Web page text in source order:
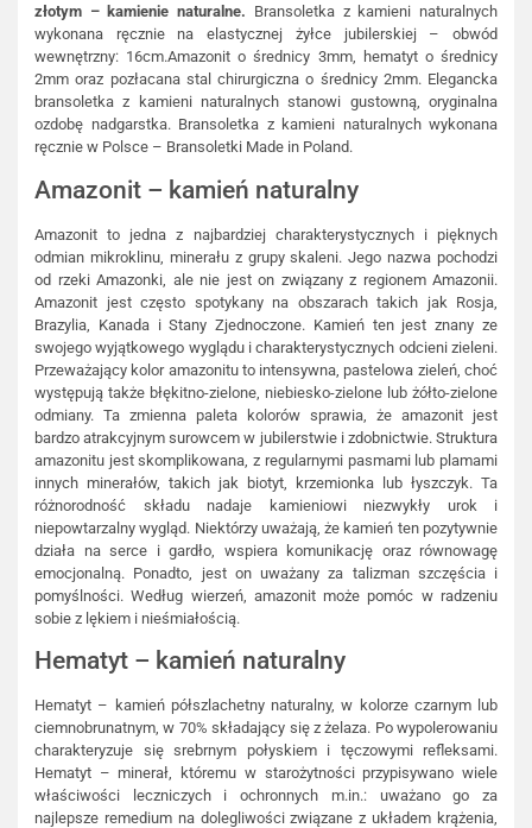
złotym – kamienie naturalne. Bransoletka z kamieni naturalnych
wykonana ręcznie na elastycznej żyłce jubilerskiej – obwód
wewnętrzny: 16cm.Amazonit o średnicy 3mm, hematyt o średnicy
2mm oraz pozłacana stal chirurgiczna o średnicy 2mm. Elegancka
bransoletka z kamieni naturalnych stanowi gustowną, oryginalna
ozdobę nadgarstka. Bransoletka z kamieni naturalnych wykonana
ręcznie w Polsce – Bransoletki Made in Poland.
Amazonit – kamień naturalny
Amazonit to jedna z najbardziej charakterystycznych i pięknych
odmian mikroklinu, minerału z grupy skaleni. Jego nazwa pochodzi
od rzeki Amazonki, ale nie jest on związany z regionem Amazonii.
Amazonit jest często spotykany na obszarach takich jak Rosja,
Brazylia, Kanada i Stany Zjednoczone. Kamień ten jest znany ze
swojego wyjątkowego wyglądu i charakterystycznych odcieni zieleni.
Przeważający kolor amazonitu to intensywna, pastelowa zieleń, choć
występują także błękitno-zielone, niebiesko-zielone lub żółto-zielone
odmiany. Ta zmienna paleta kolorów sprawia, że amazonit jest
bardzo atrakcyjnym surowcem w jubilerstwie i zdobnictwie. Struktura
amazonitu jest skomplikowana, z regularnymi pasmami lub plamami
innych minerałów, takich jak biotyt, krzemionka lub łyszczyk. Ta
różnorodność składu nadaje kamieniowi niezwykły urok i
niepowtarzalny wygląd. Niektórzy uważają, że kamień ten pozytywnie
działa na serce i gardło, wspiera komunikację oraz równowagę
emocjonalną. Ponadto, jest on uważany za talizman szczęścia i
pomyślności. Według wierzeń, amazonit może pomóc w radzeniu
sobie z lękiem i nieśmiałością.
Hematyt – kamień naturalny
Hematyt – kamień półszlachetny naturalny, w kolorze czarnym lub
ciemnobrunatnym, w 70% składający się z żelaza. Po wypolerowaniu
charakteryzuje się srebrnym połyskiem i tęczowymi refleksami.
Hematyt – minerał, któremu w starożytności przypisywano wiele
właściwości leczniczych i ochronnych m.in.: uważano go za
najlepsze remedium na dolegliwości związane z układem krążenia,